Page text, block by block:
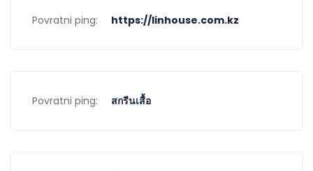
Povratni ping: https://linhouse.com.kz
Povratni ping: สกรีนเสื้อ